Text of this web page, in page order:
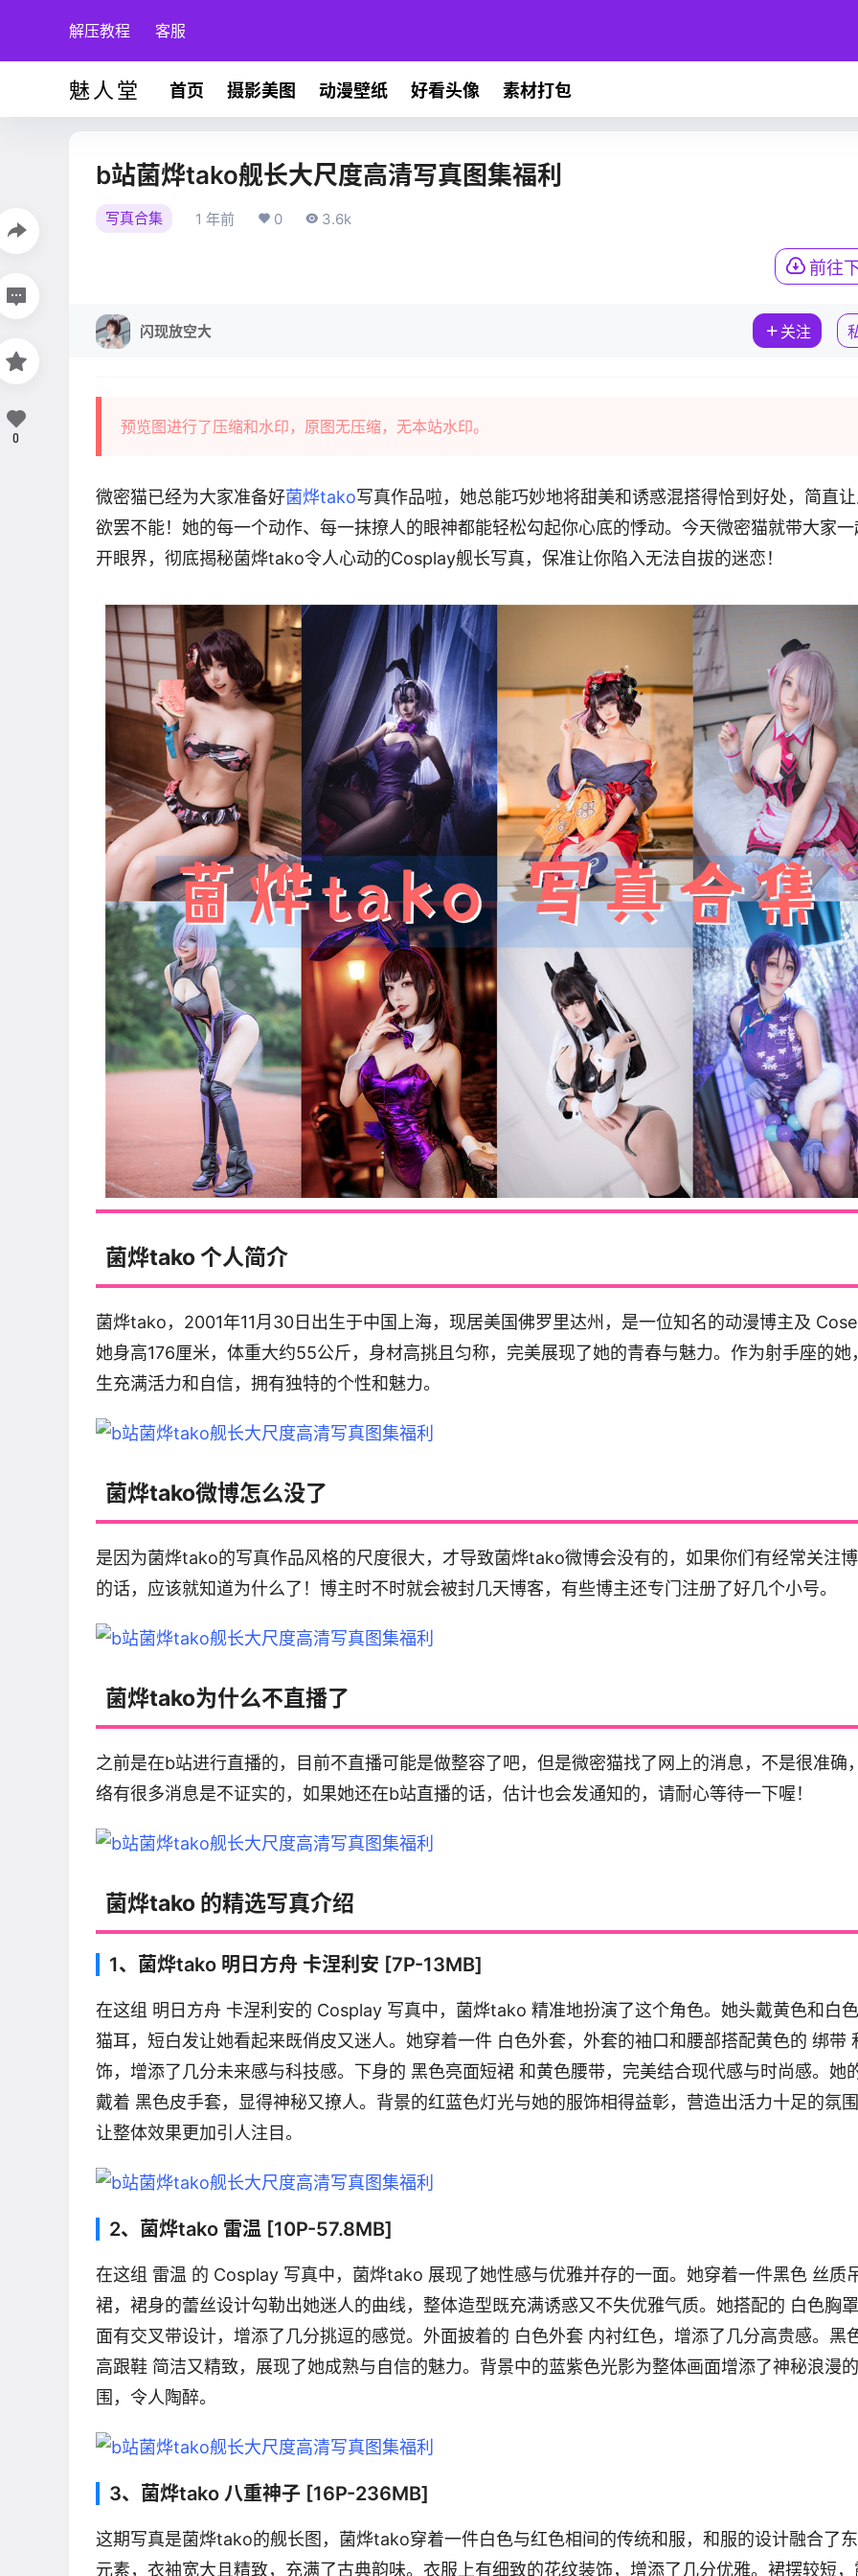
解压教程 客服
魅人堂 首页 摄影美图 动漫壁纸 好看头像 素材打包
b站菌烨tako舰长大尺度高清写真图集福利
写真合集 1 年前 0 3.6k
前往
闪现放空大 关注
预览图进行了压缩和水印，原图无压缩，无本站水印。
微密猫已经为大家准备好菌烨tako写真作品啦，她总能巧妙地将甜美和诱惑混搭得恰到好处，简直让
欲罢不能！她的每一个动作、每一抹撩人的眼神都能轻松勾起你心底的悸动。今天微密猫就带大家一
开眼界，彻底揭秘菌烨tako令人心动的Cosplay舰长写真，保准让你陷入无法自拔的迷恋！
菌烨tako 个人简介
菌烨tako，2001年11月30日出生于中国上海，现居美国佛罗里达州，是一位知名的动漫博主及 Coser
她身高176厘米，体重大约55公斤，身材高挑且匀称，完美展现了她的青春与魅力。作为射手座的她
生充满活力和自信，拥有独特的个性和魅力。
菌烨tako微博怎么没了
是因为菌烨tako的写真作品风格的尺度很大，才导致菌烨tako微博会没有的，如果你们有经常关注
的话，应该就知道为什么了！博主时不时就会被封几天博客，有些博主还专门注册了好几个小号。
菌烨tako为什么不直播了
之前是在b站进行直播的，目前不直播可能是做整容了吧，但是微密猫找了网上的消息，不是很准确
络有很多消息是不证实的，如果她还在b站直播的话，估计也会发通知的，请耐心等待一下喔！
菌烨tako 的精选写真介绍
1、菌烨tako 明日方舟 卡涅利安 [7P-13MB]
在这组 明日方舟 卡涅利安的 Cosplay 写真中，菌烨tako 精准地扮演了这个角色。她头戴黄色和白
猫耳，短白发让她看起来既俏皮又迷人。她穿着一件 白色外套，外套的袖口和腰部搭配黄色的 绑带
饰，增添了几分未来感与科技感。下身的 黑色亮面短裙 和黄色腰带，完美结合现代感与时尚感。她
戴着 黑色皮手套，显得神秘又撩人。背景的红蓝色灯光与她的服饰相得益彰，营造出活力十足的氛围
让整体效果更加引人注目。
2、菌烨tako 雷温 [10P-57.8MB]
在这组 雷温 的 Cosplay 写真中，菌烨tako 展现了她性感与优雅并存的一面。她穿着一件黑色 丝质
裙，裙身的蕾丝设计勾勒出她迷人的曲线，整体造型既充满诱惑又不失优雅气质。她搭配的 白色胸
面有交叉带设计，增添了几分挑逗的感觉。外面披着的 白色外套 内衬红色，增添了几分高贵感。黑
高跟鞋 简洁又精致，展现了她成熟与自信的魅力。背景中的蓝紫色光影为整体画面增添了神秘浪漫
围，令人陶醉。
3、菌烨tako 八重神子 [16P-236MB]
这期写真是菌烨tako的舰长图，菌烨tako穿着一件白色与红色相间的传统和服，和服的设计融合了
元素，衣袖宽大且精致，充满了古典韵味。衣服上有细致的花纹装饰，增添了几分优雅。裙摆较短，
0